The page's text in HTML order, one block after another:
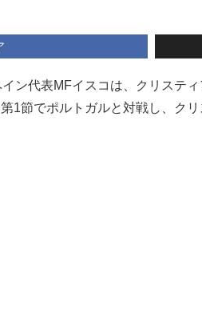
イン代表MFイスコは、クリステ
1節でポルトガルと対戦し、ク